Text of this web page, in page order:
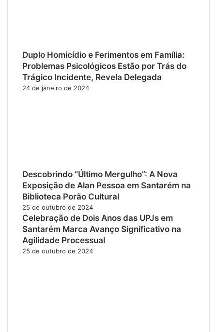
Duplo Homicídio e Ferimentos em Família:
Problemas Psicológicos Estão por Trás do
Trágico Incidente, Revela Delegada
24 de janeiro de 2024
Descobrindo “Último Mergulho”: A Nova
Exposição de Alan Pessoa em Santarém na
Biblioteca Porão Cultural
25 de outubro de 2024
Celebração de Dois Anos das UPJs em
Santarém Marca Avanço Significativo na
Agilidade Processual
25 de outubro de 2024